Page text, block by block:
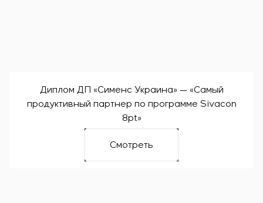
Диплом ДП «Сименс Украина» — «Самый
продуктивный партнер по программе Sivacon
8pt»
Смотреть